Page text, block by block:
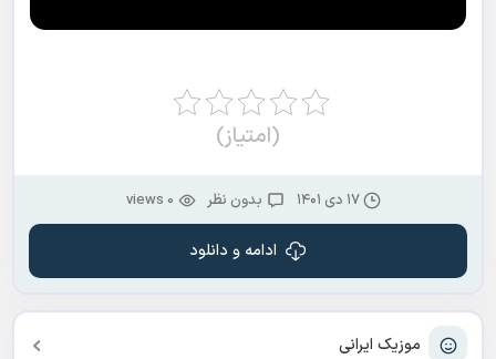
موزیک ایرانی
(امتیاز)
۱۷ دی ۱۴۰۱ بدون نظر 0 views
ادامه و دانلود